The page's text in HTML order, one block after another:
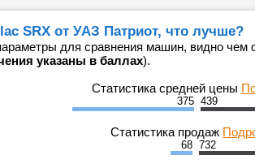
SRX от УАЗ Патриот, что лучше?
для сравнения машин, видно чем
указаны в баллах).
Статистика средней цены
375 439
Статистика продаж
68 732